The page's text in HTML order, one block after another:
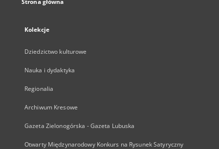
Strona główna
Kolekcje
Dziedzictwo kulturowe
Nauka i dydaktyka
Regionalia
Archiwum Kresowe
Gazeta Zielonogórska - Gazeta Lubuska
Otwarty Międzynarodowy Konkurs na Rysunek Satyryczny